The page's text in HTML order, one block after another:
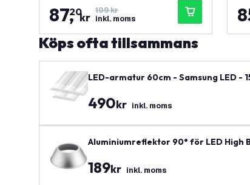
87,
20kr 109 kr
inkl. moms
Köps ofta tillsammans
LED-armatur 60cm - Samsung LED -
490kr inkl. moms
Aluminiumreflektor 90° för LED High
189kr inkl. moms